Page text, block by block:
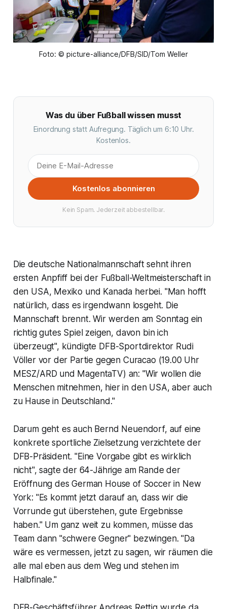
Foto: © picture-alliance/DFB/SID/Tom Weller
Was du über Fußball wissen musst
Einordnung statt Aufregung. Täglich um 6:10 Uhr.
Kostenlos.
Kostenlos abonnieren
Kein Spam. Jederzeit abbestellbar.
Die deutsche Nationalmannschaft sehnt ihren
ersten Anpfiff bei der Fußball-Weltmeisterschaft in
den USA, Mexiko und Kanada herbei. "Man hofft
natürlich, dass es irgendwann losgeht. Die
Mannschaft brennt. Wir werden am Sonntag ein
richtig gutes Spiel zeigen, davon bin ich
überzeugt", kündigte DFB-Sportdirektor Rudi
Völler vor der Partie gegen Curacao (19.00 Uhr
MESZ/ARD und MagentaTV) an: "Wir wollen die
Menschen mitnehmen, hier in den USA, aber auch
zu Hause in Deutschland."
Darum geht es auch Bernd Neuendorf, auf eine
konkrete sportliche Zielsetzung verzichtete der
DFB-Präsident. "Eine Vorgabe gibt es wirklich
nicht", sagte der 64-Jährige am Rande der
Eröffnung des German House of Soccer in New
York: "Es kommt jetzt darauf an, dass wir die
Vorrunde gut überstehen, gute Ergebnisse
haben." Um ganz weit zu kommen, müsse das
Team dann "schwere Gegner" bezwingen. "Da
wäre es vermessen, jetzt zu sagen, wir räumen die
alle mal eben aus dem Weg und stehen im
Halbfinale."